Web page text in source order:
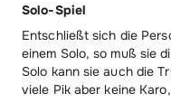
Solo-Spiel
Entschließt sich die
einem Solo, so muß sie
Solo kann sie auch die
viele Pik aber keine